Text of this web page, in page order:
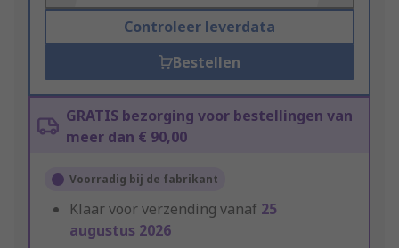
Controleer leverdata
Bestellen
GRATIS bezorging voor bestellingen van
meer dan € 90,00
Voorradig bij de fabrikant
Klaar voor verzending vanaf 25
augustus 2026